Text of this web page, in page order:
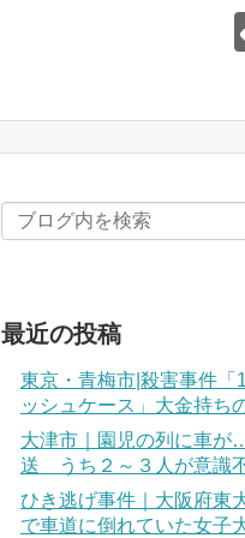
最近の投稿
東京・青梅市|殺害事件「
ッシュケース」大金持ち
大津市｜園児の列に車
送 うち２～３人が意識
ひき逃げ事件｜大阪府東
で車道に倒れていた女子